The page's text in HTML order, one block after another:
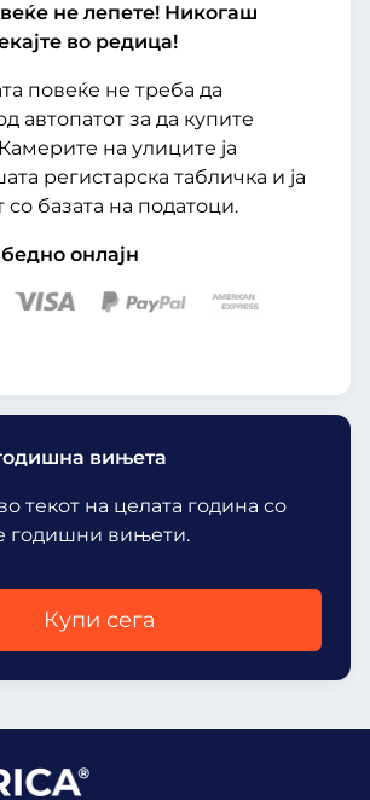
не лепете! Никогаш
во редица!
повеќе не треба да
автопатот за да купите
на улиците ја
регистарска табличка и ја
со базата на податоци.
онлајн
вињета
текот на целата година со
годишни вињети.
Купи сега